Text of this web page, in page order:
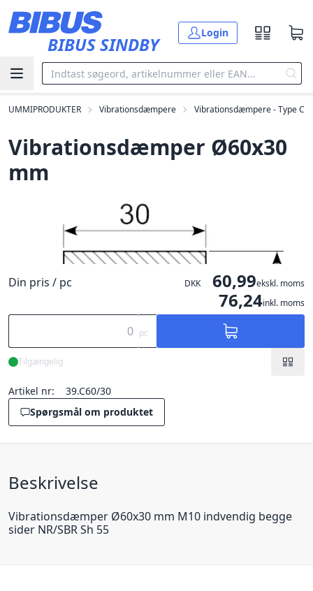
BIBUS SINDBY
Login
GUMMIPRODUKTER Vibrationsdæmpere Vibrationsdæmpere - Type C
Vibrationsdæmper Ø60x30
mm
Din pris / pc DKK 60,99ekskl. moms
76,24inkl. moms
pc
Tilgængelig
Artikel nr:
39.C60/30
Spørgsmål om produktet
Beskrivelse
Vibrationsdæmper Ø60x30 mm M10 indvendig begge
sider NR/SBR Sh 55